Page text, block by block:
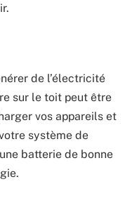
de l’électricité
sur le toit peut être
vos appareils et
système de
batterie de bonne